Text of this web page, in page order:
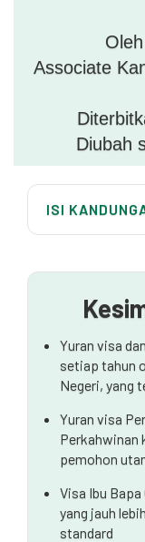
Oleh
Associate
Diubah
ISI
Yuran Visa
Visa Pelawat
Visa Pelajar
Migrasi
Kemas Kini
Memahami Caj
Yuran visa
setiap tahun
Negeri, yang
Yuran visa
Perkahwinan
pemohon
Visa Ibu
yang jauh
standard